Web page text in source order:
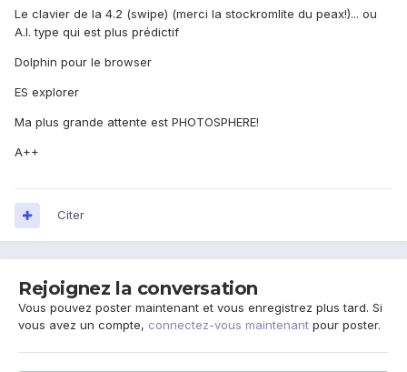
Le clavier de la 4.2 (swipe) (merci la stockromlite du peax!)... ou
A.I. type qui est plus prédictif
Dolphin pour le browser
ES explorer
Ma plus grande attente est PHOTOSPHERE!
A++
Citer
Rejoignez la conversation
Vous pouvez poster maintenant et vous enregistrez plus tard. Si
vous avez un compte, connectez-vous maintenant pour poster.